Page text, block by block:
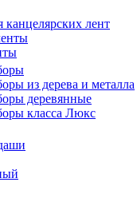
канцелярских лент
из дерева и металла
деревянные
класса Люкс